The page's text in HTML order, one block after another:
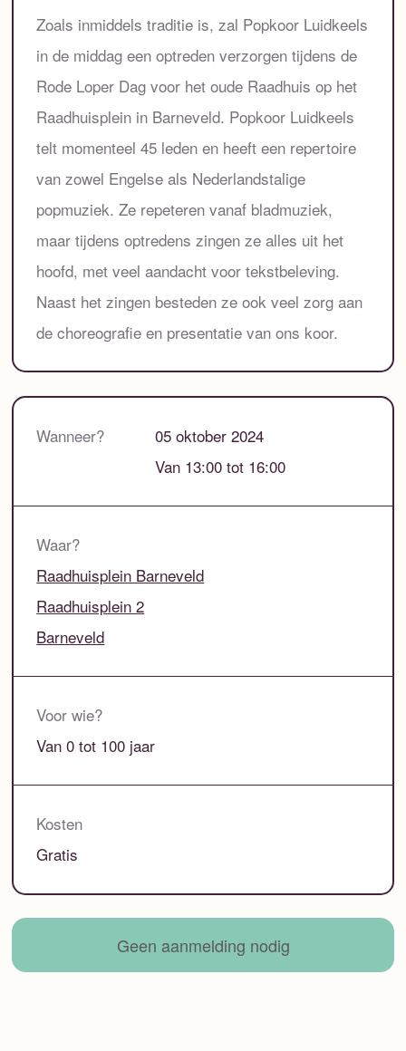
Zoals inmiddels traditie is, zal Popkoor Luidkeels
in de middag een optreden verzorgen tijdens de
Rode Loper Dag voor het oude Raadhuis op het
Raadhuisplein in Barneveld. Popkoor Luidkeels
telt momenteel 45 leden en heeft een repertoire
van zowel Engelse als Nederlandstalige
popmuziek. Ze repeteren vanaf bladmuziek,
maar tijdens optredens zingen ze alles uit het
hoofd, met veel aandacht voor tekstbeleving.
Naast het zingen besteden ze ook veel zorg aan
de choreografie en presentatie van ons koor.
Wanneer?
05 oktober 2024
Van 13:00 tot 16:00
Waar?
Raadhuisplein Barneveld
Raadhuisplein 2
Barneveld
Voor wie?
Van 0 tot 100 jaar
Kosten
Gratis
Geen aanmelding nodig